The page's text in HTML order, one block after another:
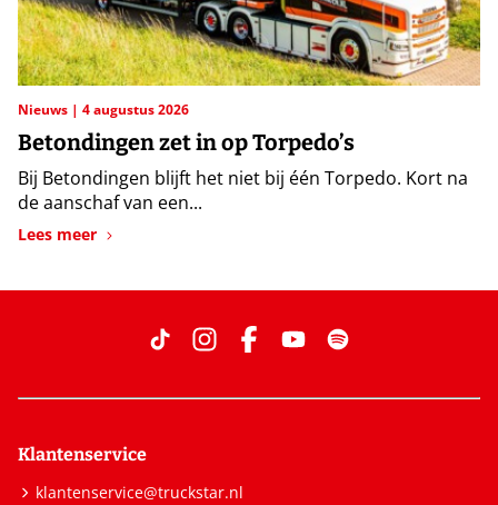
Nieuws 4 augustus 2026
Betondingen zet in op Torpedo’s
Bij Betondingen blijft het niet bij één Torpedo. Kort na
de aanschaf van een...
Lees meer
Klantenservice
klantenservice@truckstar.nl